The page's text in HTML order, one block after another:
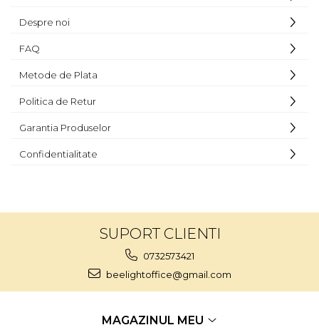
Despre noi
FAQ
Metode de Plata
Politica de Retur
Garantia Produselor
Confidentialitate
SUPORT CLIENTI
0732573421
beelightoffice@gmail.com
MAGAZINUL MEU